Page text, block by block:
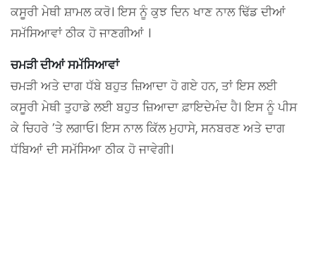
ਕਸੂਰੀ ਮੇਥੀ ਸ਼ਾਮਲ ਕਰੋ। ਇਸ ਨੂੰ ਕੁਝ ਦਿਨ ਖਾਣ ਨਾਲ ਢਿੱਡ ਦੀਆਂ
ਸਮੱਸਿਆਵਾਂ ਠੀਕ ਹੋ ਜਾਣਗੀਆਂ ।
ਚਮੜੀ ਦੀਆਂ ਸਮੱਸਿਆਵਾਂ
ਚਮੜੀ ਅਤੇ ਦਾਗ ਧੱਬੇ ਬਹੁਤ ਜ਼ਿਆਦਾ ਹੋ ਗਏ ਹਨ, ਤਾਂ ਇਸ ਲਈ
ਕਸੂਰੀ ਮੇਥੀ ਤੁਹਾਡੇ ਲਈ ਬਹੁਤ ਜ਼ਿਆਦਾ ਫ਼ਾਇਦੇਮੰਦ ਹੈ। ਇਸ ਨੂੰ ਪੀਸ
ਕੇ ਚਿਹਰੇ ’ਤੇ ਲਗਾਓ। ਇਸ ਨਾਲ ਕਿੱਲ ਮੁਹਾਸੇ, ਸਨਬਰਣ ਅਤੇ ਦਾਗ
ਧੱਬਿਆਂ ਦੀ ਸਮੱਸਿਆ ਠੀਕ ਹੋ ਜਾਵੇਗੀ।